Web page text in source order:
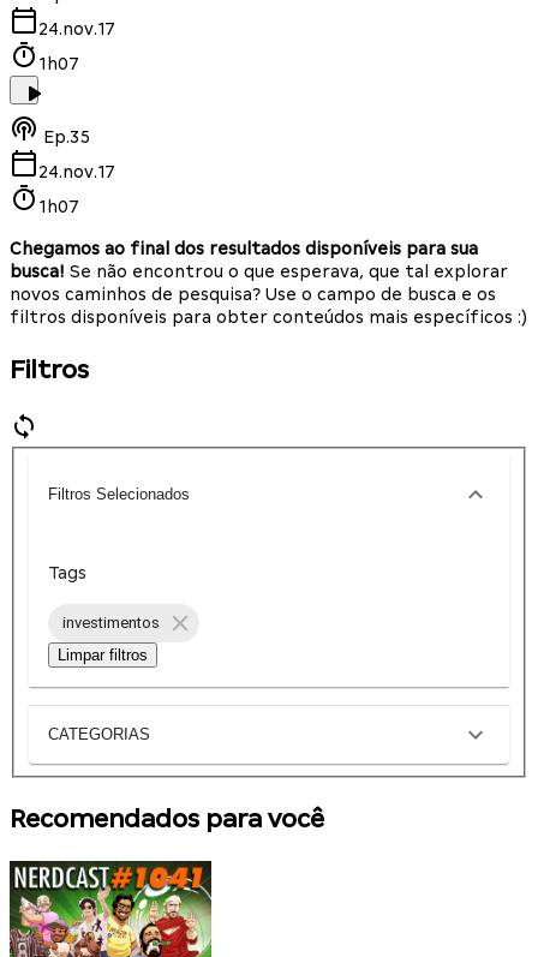
24.nov.17
1h07
Ep.35
24.nov.17
1h07
Chegamos ao final dos resultados disponíveis para sua
busca! Se não encontrou o que esperava, que tal explorar
novos caminhos de pesquisa? Use o campo de busca e os
filtros disponíveis para obter conteúdos mais específicos :)
Filtros
Filtros Selecionados
Tags
investimentos
Limpar filtros
CATEGORIAS
Recomendados para você